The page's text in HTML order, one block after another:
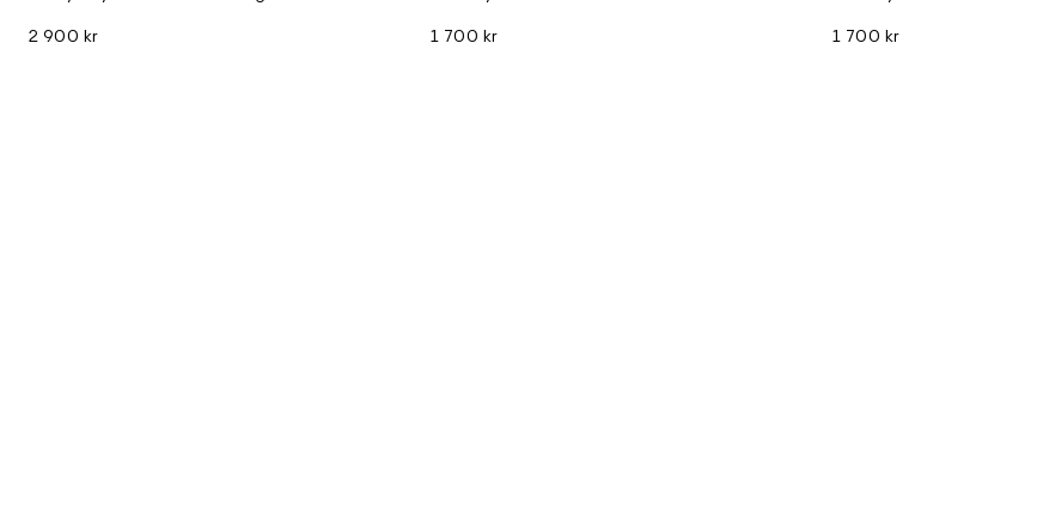
2 900 kr 1 700 kr 1 700 kr